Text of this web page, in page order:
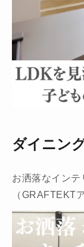
ダイニン
お洒落なインテ
（GRAFTEKT